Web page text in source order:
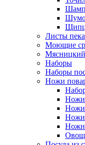
Листы
Моющие
Наборы
Наборы
Ножи
Ножи
Ножи
Ножи